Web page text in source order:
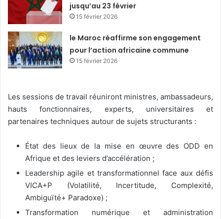
jusqu’au 23 février
15 février 2026
le Maroc réaffirme son engagement
pour l’action africaine commune
15 février 2026
Les sessions de travail réuniront ministres, ambassadeurs,
hauts fonctionnaires, experts, universitaires et
partenaires techniques autour de sujets structurants :
État des lieux de la mise en œuvre des ODD en
Afrique et des leviers d’accélération ;
Leadership agile et transformationnel face aux défis
VICA+P (Volatilité, Incertitude, Complexité,
Ambiguïté+ Paradoxe) ;
Transformation numérique et administration